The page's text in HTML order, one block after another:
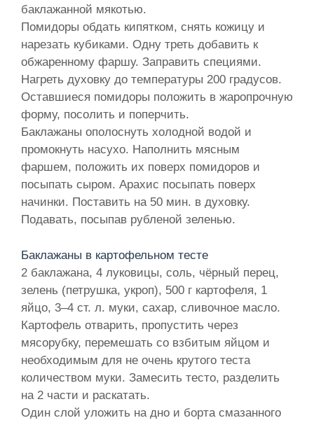
баклажанной мякотью.
Помидоры обдать кипятком, снять кожицу и
нарезать кубиками. Одну треть добавить к
обжаренному фаршу. Заправить специями.
Нагреть духовку до температуры 200 градусов.
Оставшиеся помидоры положить в жаропрочную
форму, посолить и поперчить.
Баклажаны ополоснуть холодной водой и
промокнуть насухо. Наполнить мясным
фаршем, положить их поверх помидоров и
посыпать сыром. Арахис посыпать поверх
начинки. Поставить на 50 мин. в духовку.
Подавать, посыпав рубленой зеленью.
Баклажаны в картофельном тесте
2 баклажана, 4 луковицы, соль, чёрный перец,
зелень (петрушка, укроп), 500 г картофеля, 1
яйцо, 3–4 ст. л. муки, сахар, сливочное масло.
Картофель отварить, пропустить через
мясорубку, перемешать со взбитым яйцом и
необходимым для не очень крутого теста
количеством муки. Замесить тесто, разделить
на 2 части и раскатать.
Один слой уложить на дно и борта смазанного